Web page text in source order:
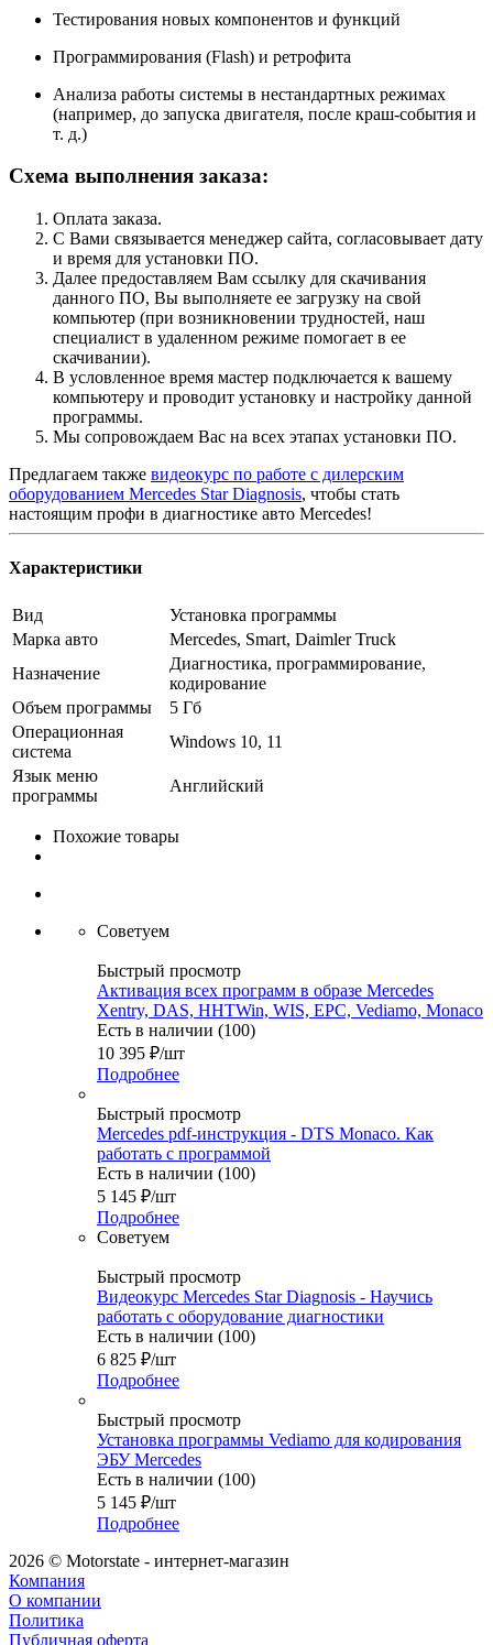
Тестирования новых компонентов и функций
Программирования (Flash) и ретрофита
Анализа работы системы в нестандартных режимах
(например, до запуска двигателя, после краш-события и
т. д.)
Схема выполнения заказа:
Оплата заказа.
С Вами связывается менеджер сайта, согласовывает дату
и время для установки ПО.
Далее предоставляем Вам ссылку для скачивания
данного ПО, Вы выполняете ее загрузку на свой
компьютер (при возникновении трудностей, наш
специалист в удаленном режиме помогает в ее
скачивании).
В условленное время мастер подключается к вашему
компьютеру и проводит установку и настройку данной
программы.
Мы сопровождаем Вас на всех этапах установки ПО.
Предлагаем также видеокурс по работе с дилерским
оборудованием Mercedes Star Diagnosis, чтобы стать
настоящим профи в диагностике авто Mercedes!
Характеристики
Вид
Установка программы
Марка авто
Mercedes, Smart, Daimler Truck
Назначение
Диагностика, программирование,
кодирование
Объем программы
5 Гб
Операционная
система
Windows 10, 11
Язык меню
программы
Английский
Похожие товары
Советуем
Быстрый просмотр
Активация всех программ в образе Mercedes
Xentry, DAS, HHTWin, WIS, EPC, Vediamo, Monaco
Есть в наличии (100)
10 395 ₽/шт
Подробнее
Быстрый просмотр
Mercedes pdf-инструкция - DTS Monaco. Как
работать с программой
Есть в наличии (100)
5 145 ₽/шт
Подробнее
Советуем
Быстрый просмотр
Видеокурс Mercedes Star Diagnosis - Научись
работать с оборудование диагностики
Есть в наличии (100)
6 825 ₽/шт
Подробнее
Быстрый просмотр
Установка программы Vediamo для кодирования
ЭБУ Mercedes
Есть в наличии (100)
5 145 ₽/шт
Подробнее
2026 © Motorstate - интернет-магазин
Компания
О компании
Политика
Публичная оферта